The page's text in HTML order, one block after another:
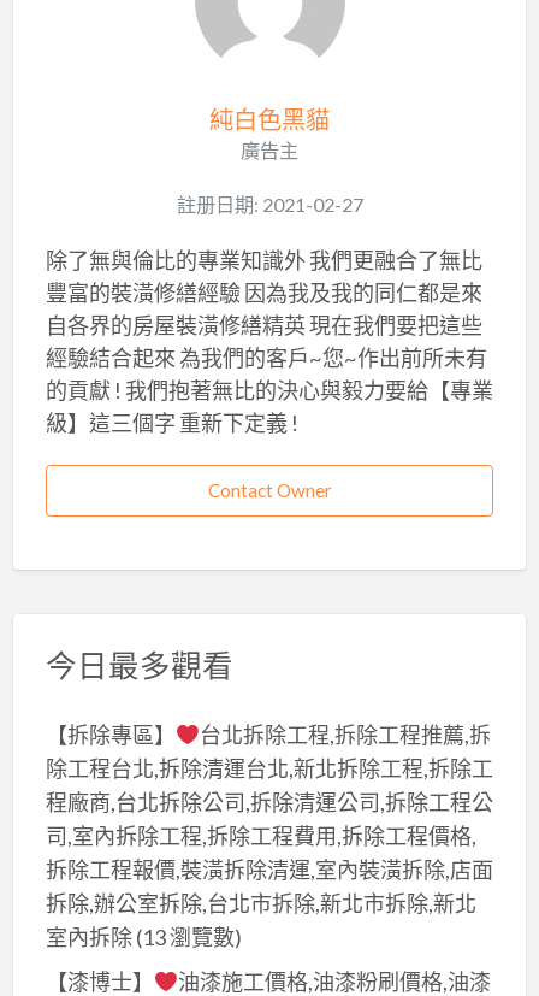
純白色黑貓
廣告主
註册日期: 2021-02-27
除了無與倫比的專業知識外 我們更融合了無比
豐富的裝潢修繕經驗 因為我及我的同仁都是來
自各界的房屋裝潢修繕精英 現在我們要把這些
經驗結合起來 為我們的客戶~您~作出前所未有
的貢獻 ! 我們抱著無比的決心與毅力要給【專業
級】這三個字 重新下定義 !
Contact Owner
今日最多觀看
【拆除專區】
台北拆除工程,拆除工程推薦,拆
除工程台北,拆除清運台北,新北拆除工程,拆除工
程廠商,台北拆除公司,拆除清運公司,拆除工程公
司,室內拆除工程,拆除工程費用,拆除工程價格,
拆除工程報價,裝潢拆除清運,室內裝潢拆除,店面
拆除,辦公室拆除,台北市拆除,新北市拆除,新北
室內拆除(13 瀏覽數)
【漆博士】
油漆施工價格,油漆粉刷價格,油漆